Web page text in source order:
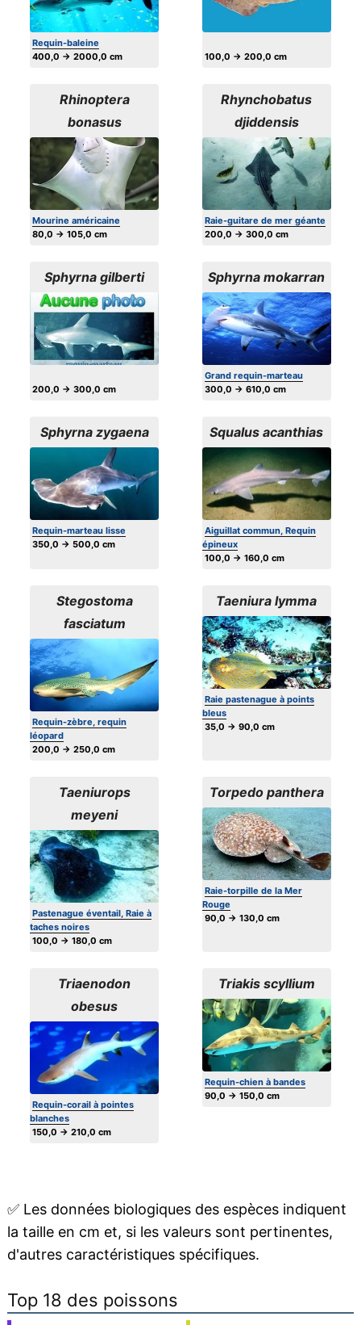
Requin-baleine
400,0 → 2000,0 cm
100,0 → 200,0 cm
Rhinoptera
bonasus
Mourine américaine
80,0 → 105,0 cm
Rhynchobatus
djiddensis
Raie-guitare de mer géante
200,0 → 300,0 cm
Sphyrna gilberti
200,0 → 300,0 cm
Sphyrna mokarran
Grand requin-marteau
300,0 → 610,0 cm
Sphyrna zygaena
Requin-marteau lisse
350,0 → 500,0 cm
Squalus acanthias
Aiguillat commun, Requin
épineux
100,0 → 160,0 cm
Stegostoma
fasciatum
Requin-zèbre, requin
léopard
200,0 → 250,0 cm
Taeniura lymma
Raie pastenague à points
bleus
35,0 → 90,0 cm
Taeniurops
meyeni
Pastenague éventail, Raie à
taches noires
100,0 → 180,0 cm
Torpedo panthera
Raie-torpille de la Mer
Rouge
90,0 → 130,0 cm
Triaenodon
obesus
Requin-corail à pointes
blanches
150,0 → 210,0 cm
Triakis scyllium
Requin-chien à bandes
90,0 → 150,0 cm
✅Les données biologiques des espèces indiquent
la taille en cm et, si les valeurs sont pertinentes,
d'autres caractéristiques spécifiques.
Top 18 des poissons